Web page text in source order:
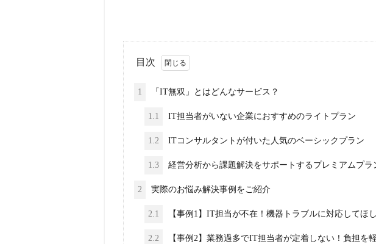
目次
1 「IT無双」とはどんなサービス？
1.1 IT担当者がいない企業におすすめのライトプラン
1.2 ITコンサルタントが付いた人気のベーシックプラン
1.3 経営分析から課題解決をサポートするプレミアムプラ
2 実際のお悩み解決事例をご紹介
2.1 【事例1】IT担当が不在！機器トラブルに対応してほ
2.2 【事例2】業務過多でIT担当者が定着しない！負担を